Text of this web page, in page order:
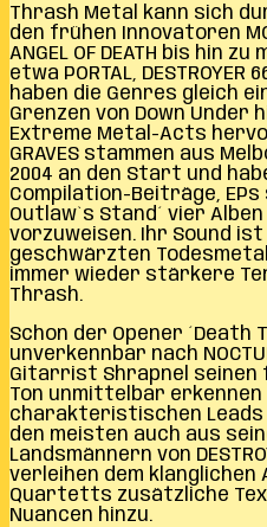
Thrash Metal kann sich
den frühen Innovatoren
ANGEL OF DEATH bis hin
etwa PORTAL, DESTROYER
haben die Genres gleich
Grenzen von Down Under
Extreme Metal-Acts
GRAVES stammen aus
2004 an den Start und
Compilation-Beiträge, EPs
Outlaw`s Stand´ vier
vorzuweisen. Ihr Sound
geschwärzten
immer wieder stärkere
Thrash.
Schon der Opener ´Death
unverkennbar nach
Gitarrist Shrapnel seinen
Ton unmittelbar erkennen
charakteristischen Leads
den meisten auch aus
Landsmännern von
verleihen dem klanglichen
Quartetts zusätzliche
Nuancen hinzu.